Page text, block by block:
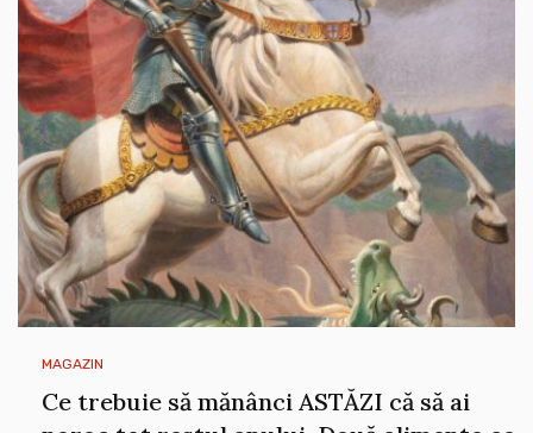
MAGAZIN
Ce trebuie să mănânci ASTĂZI că să ai